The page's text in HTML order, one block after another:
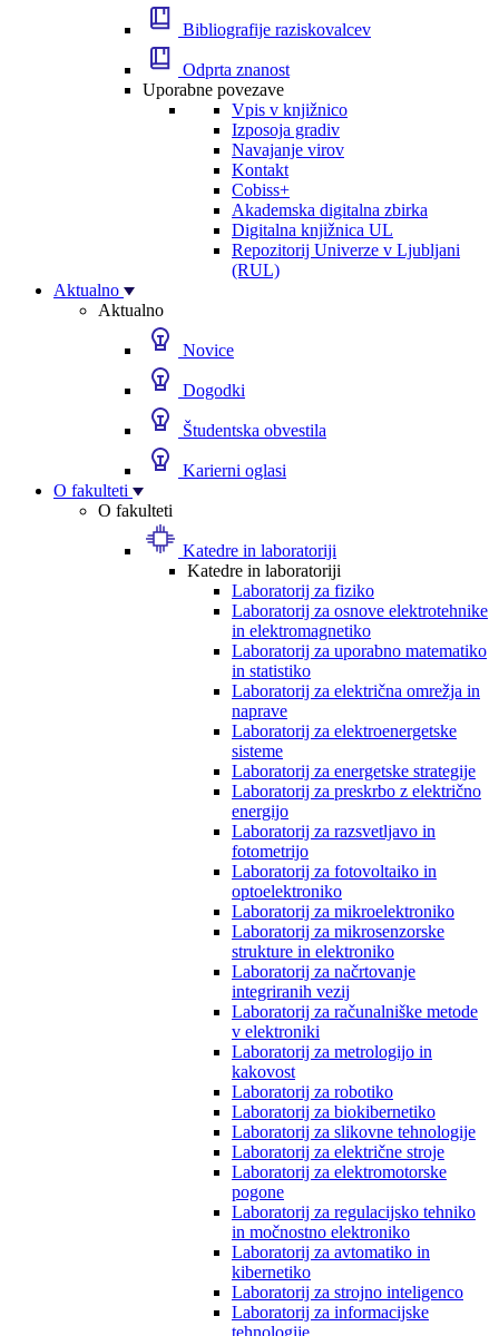
Bibliografije raziskovalcev
Odprta znanost
Uporabne povezave
Vpis v knjižnico
Izposoja gradiv
Navajanje virov
Kontakt
Cobiss+
Akademska digitalna zbirka
Digitalna knjižnica UL
Repozitorij Univerze v Ljubljani
(RUL)
Aktualno
Aktualno
Novice
Dogodki
Študentska obvestila
Karierni oglasi
O fakulteti
O fakulteti
Katedre in laboratoriji
Katedre in laboratoriji
Laboratorij za fiziko
Laboratorij za osnove elektrotehnike
in elektromagnetiko
Laboratorij za uporabno matematiko
in statistiko
Laboratorij za električna omrežja in
naprave
Laboratorij za elektroenergetske
sisteme
Laboratorij za energetske strategije
Laboratorij za preskrbo z električno
energijo
Laboratorij za razsvetljavo in
fotometrijo
Laboratorij za fotovoltaiko in
optoelektroniko
Laboratorij za mikroelektroniko
Laboratorij za mikrosenzorske
strukture in elektroniko
Laboratorij za načrtovanje
integriranih vezij
Laboratorij za računalniške metode
v elektroniki
Laboratorij za metrologijo in
kakovost
Laboratorij za robotiko
Laboratorij za biokibernetiko
Laboratorij za slikovne tehnologije
Laboratorij za električne stroje
Laboratorij za elektromotorske
pogone
Laboratorij za regulacijsko tehniko
in močnostno elektroniko
Laboratorij za avtomatiko in
kibernetiko
Laboratorij za strojno inteligenco
Laboratorij za informacijske
tehnologije